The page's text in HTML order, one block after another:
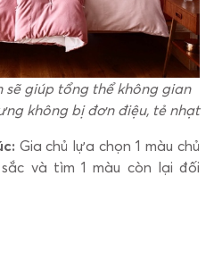
sẽ giúp tổng thể không gian
không bị đơn điệu, tẻ nhạt
Gia chủ lựa chọn 1 màu chủ
và tìm 1 màu còn lại đối